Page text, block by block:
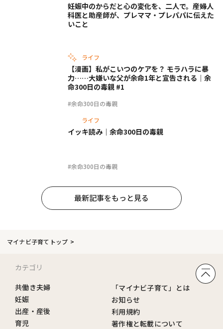
妊娠中のからだと心の変化を、二人で。産婦人
科医と助産師が、プレママ・プレパパに伝えた
いこと
ライフ
#余命300日の毒親
【漫画】私がこいつのケアを？ モラハラに暴
力……大嫌いな父が余命1年と宣告される｜余
命300日の毒親 #1
ライフ
#余命300日の毒親
イッキ読み｜余命300日の毒親
最新記事をもっと見る
マイナビ子育てトップ
カテゴリ
共働き夫婦
妊娠
出産・産後
育児
「マイナビ子育て」とは
お知らせ
利用規約
著作権と転載について